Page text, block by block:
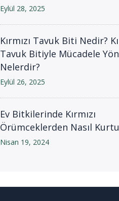
Eylül 28, 2025
Kırmızı Tavuk Biti Nedir?
Tavuk Bitiyle Mücadele
Nelerdir?
Eylül 26, 2025
Ev Bitkilerinde Kırmızı
Örümceklerden Nasıl
Nisan 19, 2024